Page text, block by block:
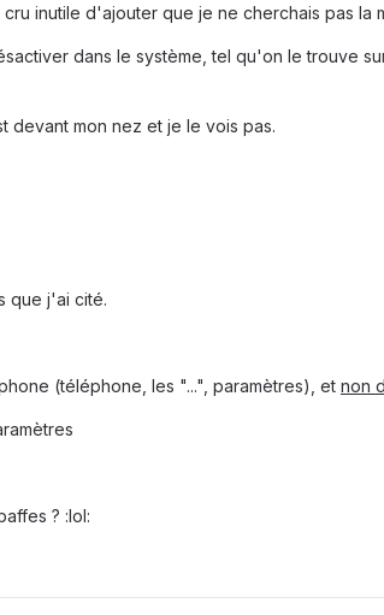
cru inutile d'ajouter que je ne cherchais pas
dans le système, tel qu'on le trouve
devant mon nez et je le vois pas.
que j'ai cité.
(téléphone, les "...", paramètres), et non
? :lol: